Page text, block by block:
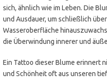
sich, ähnlich wie im Leben. Die
und Ausdauer, um schließlich
Wasseroberfläche
die Überwindung innerer und
Ein Tattoo dieser Blume erinnert
und Schönheit oft aus unseren